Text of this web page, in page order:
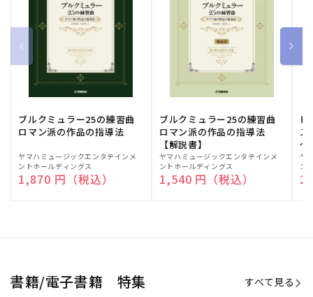
ブルクミュラー25の練習曲
ロマン派の作品の指導法
販
売
元:
ヤマハミュージックエンタテインメ
ントホールディングス
通常価格
1,870 円（税込）
ブルクミュラー25の練習曲
ロマン派の作品の指導法
【解説書】
販
売
元:
ヤマハミュージックエンタテインメ
ントホールディングス
通常価格
1,540 円（税込）
ピ
ス
～
販
売
元:
ヤ
ン
書籍/電子書籍 特集 すべて見る